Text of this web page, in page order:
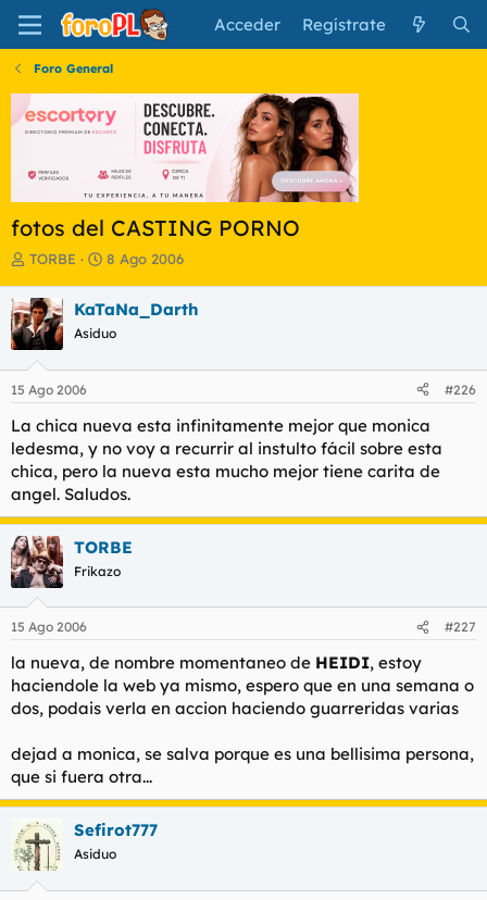
Acceder Regístrate
Foro General
fotos del CASTING PORNO
I
i
c
i
a
d
o
d
e
l
t
a
TORBE
F
h
a
e
i
c
i
o
8 Ago 2006
KaTaNa_Darth
Asiduo
15 Ago 2006 #226
La chica nueva esta infinitamente mejor que monica
ledesma, y no voy a recurrir al instulto fácil sobre esta
chica, pero la nueva esta mucho mejor tiene carita de
angel. Saludos.
TORBE
Frikazo
15 Ago 2006 #227
la nueva, de nombre momentaneo de HEIDI, estoy
haciendole la web ya mismo, espero que en una semana o
dos, podais verla en accion haciendo guarreridas varias
dejad a monica, se salva porque es una bellisima persona,
que si fuera otra...
Sefirot777
Asiduo